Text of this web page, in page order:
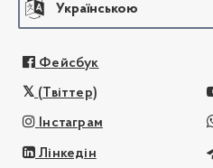
Українською
Фейсбук
(Твіттер)
Інстаграм
Лінкедін